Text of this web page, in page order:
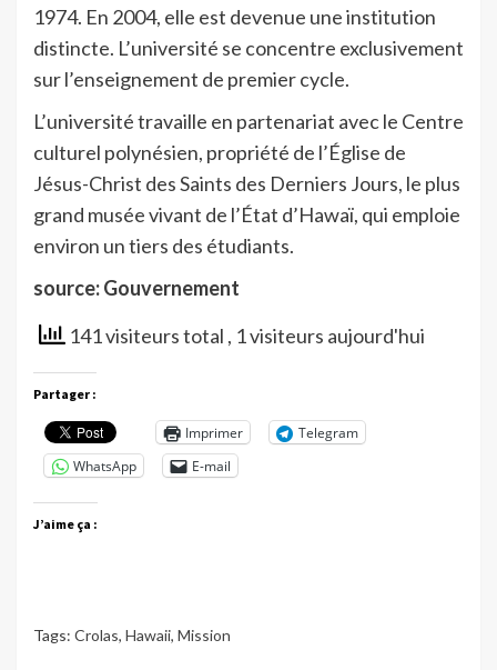
1974. En 2004, elle est devenue une institution
distincte. L’université se concentre exclusivement
sur l’enseignement de premier cycle.
L’université travaille en partenariat avec le Centre
culturel polynésien, propriété de l’Église de
Jésus-Christ des Saints des Derniers Jours, le plus
grand musée vivant de l’État d’Hawaï, qui emploie
environ un tiers des étudiants.
source: Gouvernement
141 visiteurs total , 1 visiteurs aujourd'hui
Partager :
Imprimer
Telegram
WhatsApp
E-mail
J’aime ça :
Tags: Crolas, Hawaii, Mission